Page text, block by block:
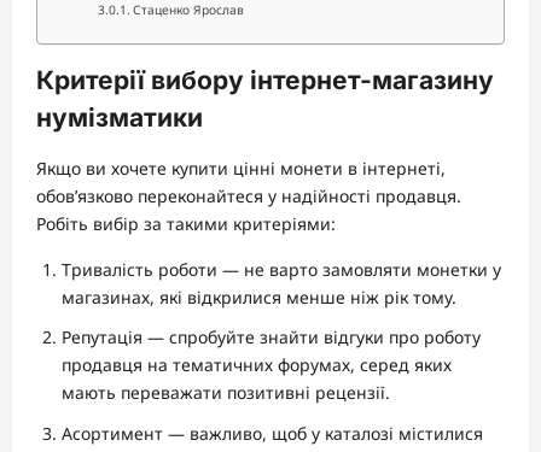
Стаценко Ярослав
Критерії вибору інтернет-магазину
нумізматики
Якщо ви хочете купити цінні монети в інтернеті,
обов’язково переконайтеся у надійності продавця.
Робіть вибір за такими критеріями:
Тривалість роботи — не варто замовляти монетки у
магазинах, які відкрилися менше ніж рік тому.
Репутація — спробуйте знайти відгуки про роботу
продавця на тематичних форумах, серед яких
мають переважати позитивні рецензії.
Асортимент — важливо, щоб у каталозі містилися